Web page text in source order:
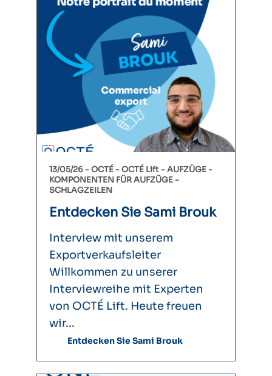
13/05/26 -OCTÉ OCTÉ Lift
AUFZÜGE
KOMPONENTEN FÜR AUFZÜGE
SCHLAGZEILEN
Entdecken Sie Sami Brouk
Interview mit unserem
Exportverkaufsleiter
Willkommen zu unserer
Interviewreihe mit Experten
von OCTÉ Lift. Heute freuen
wir...
Entdecken Sie Sami Brouk